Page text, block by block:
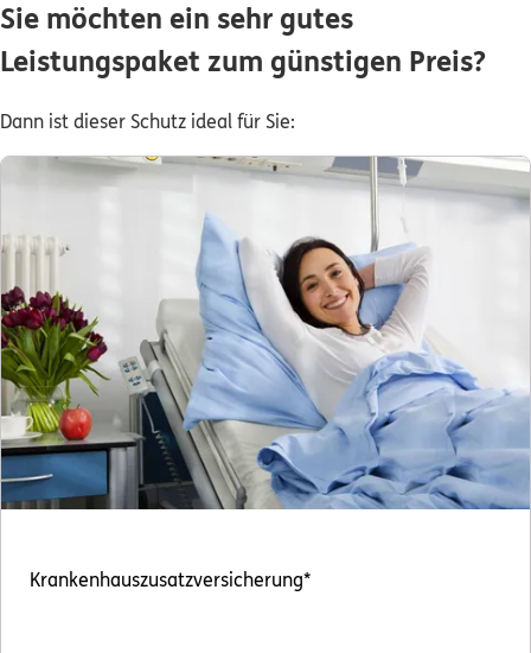
Schaden- oder Leistungsfall melden
Bequem online oder telefonisch.
Meine Versicherungen
Sehen Sie auf einen Blick Ihre Versicherungen bei ERGO,
dem ERGO Rechtsschutz und der DKV.
Zum Kundenportal
Sie möchten ein sehr gutes
Leistungspaket zum günstigen Preis?
Dann ist dieser Schutz ideal für Sie:
Krankenhauszusatzversicherung*